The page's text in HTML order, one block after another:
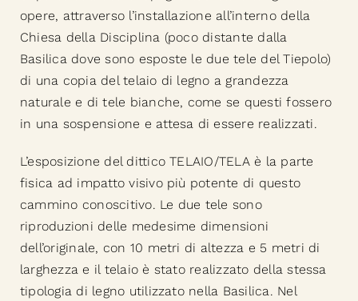
opere, attraverso l’installazione all’interno della
Chiesa della Disciplina (poco distante dalla
Basilica dove sono esposte le due tele del Tiepolo)
di una copia del telaio di legno a grandezza
naturale e di tele bianche, come se questi fossero
in una sospensione e attesa di essere realizzati.
L’esposizione del dittico TELAIO/TELA è la parte
fisica ad impatto visivo più potente di questo
cammino conoscitivo. Le due tele sono
riproduzioni delle medesime dimensioni
dell’originale, con 10 metri di altezza e 5 metri di
larghezza e il telaio è stato realizzato della stessa
tipologia di legno utilizzato nella Basilica. Nel